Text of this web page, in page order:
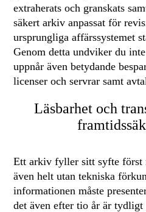
extraherats och granskats
säkert arkiv anpassat för
ursprungliga affärssystemet
Genom detta undviker du
uppnår även betydande
licenser och servrar samt
Läsbarhet och
Ett arkiv fyller sitt syfte först
även helt utan tekniska
informationen måste
det även efter tio år är